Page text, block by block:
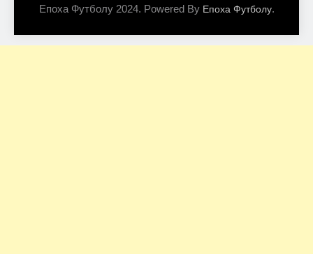
Епоха Футболу 2024. Powered By Епоха Футболу.